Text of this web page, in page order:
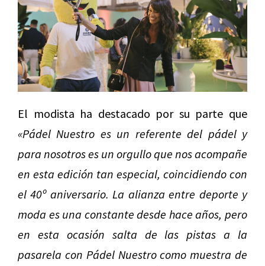
El modista ha destacado por su parte que
«Pádel Nuestro es un referente del pádel y
para nosotros es un orgullo que nos acompañe
en esta edición tan especial, coincidiendo con
el 40º aniversario. La alianza entre deporte y
moda es una constante desde hace años, pero
en esta ocasión salta de las pistas a la
pasarela con Pádel Nuestro como muestra de